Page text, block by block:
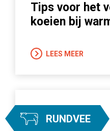
Tips voor het
koeien bij
LEES MEER
RUNDVEE